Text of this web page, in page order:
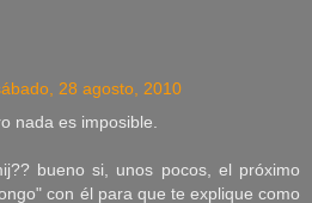
28 agosto, 2010
nada es imposible.
bueno si, unos pocos, el próximo
con él para que te explique como